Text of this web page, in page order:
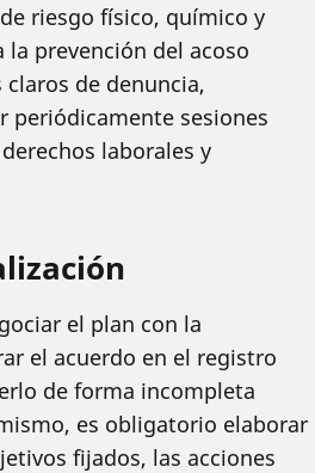
riesgo físico, químico y
prevención del acoso
de denuncia,
periódicamente sesiones
laborales y
el plan con la
el acuerdo en el registro
de forma incompleta
es obligatorio elaborar
fijados, las acciones